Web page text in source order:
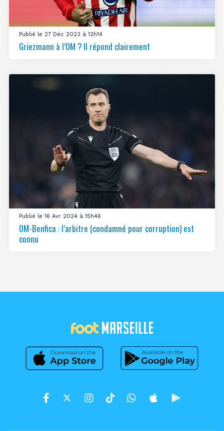
Publié le 27 Déc 2023 à 12h14
Griezmann à l’OM ? Il répond clairement
Publié le 16 Avr 2024 à 15h46
OM-Benfica : l’arbitre (condamné pour corruption) est
connu